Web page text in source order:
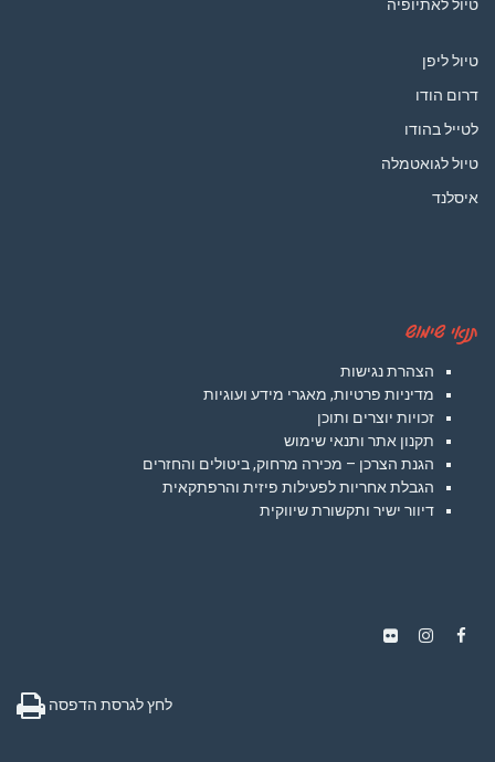
טיול לאתיופיה
טיול ליפן
דרום הודו
לטייל בהודו
טיול לגואטמלה
איסלנד
תנאי שימוש
הצהרת נגישות
מדיניות פרטיות, מאגרי מידע ועוגיות
זכויות יוצרים ותוכן
תקנון אתר ותנאי שימוש
הגנת הצרכן – מכירה מרחוק, ביטולים והחזרים
הגבלת אחריות לפעילות פיזית והרפתקאית
דיוור ישיר ותקשורת שיווקית
לחץ לגרסת הדפסה